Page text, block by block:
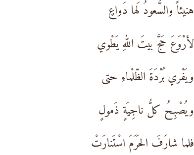
هنيئاً والسُّعودُ لَها دَواعٍ
لأرْوَعَ حَجَّ بيتَ اللهِ يَطْوي
ويَفْري بُرْدَةَ الظّلْماءِ حتى
ويُصْبِحُ كلُّ ناجِيَةٍ ذَمولٍ
فلما شارَفَ الحَرَمَ اسْتَنارَتْ